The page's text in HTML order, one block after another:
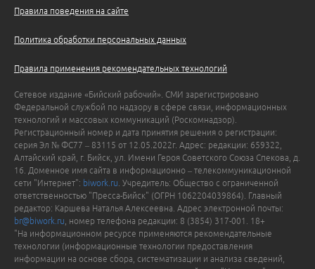
Правила поведения на сайте
Политика обработки персональных данных
Правила применения рекомендательных технологий
Сетевое издание «Бийский рабочий». СМИ зарегистрировано
Федеральной службой по надзору в сфере связи, информационных
технологий и массовых коммуникаций (Роскомнадзор).
Регистрационный номер и дата принятия решения о регистрации:
серия Эл № ФС77 – 83115 от 12.05.2022г. Адрес: редакции: 659322,
Алтайский край, г. Бийск, ул. Имени Героя Советского Союза Спекова, д.
16. Доменное имя сайта в информационно – телекоммуникационной
сети "Интернет": biwork.ru . Учредитель: Общество с ограниченной
ответственностью "Пресса-Бийск" (ОГРН 1062204039864). Главный
редактор: Каршева Наталья Алексеевна. Адрес электронной почты:
br@biwork.ru , номер телефона редакции: 8 (3854) 317-001. 18+
"На информационном ресурсе применяются рекомендательные
технологии (информационные технологии предоставления
информации на основе сбора, систематизации и анализа сведений,